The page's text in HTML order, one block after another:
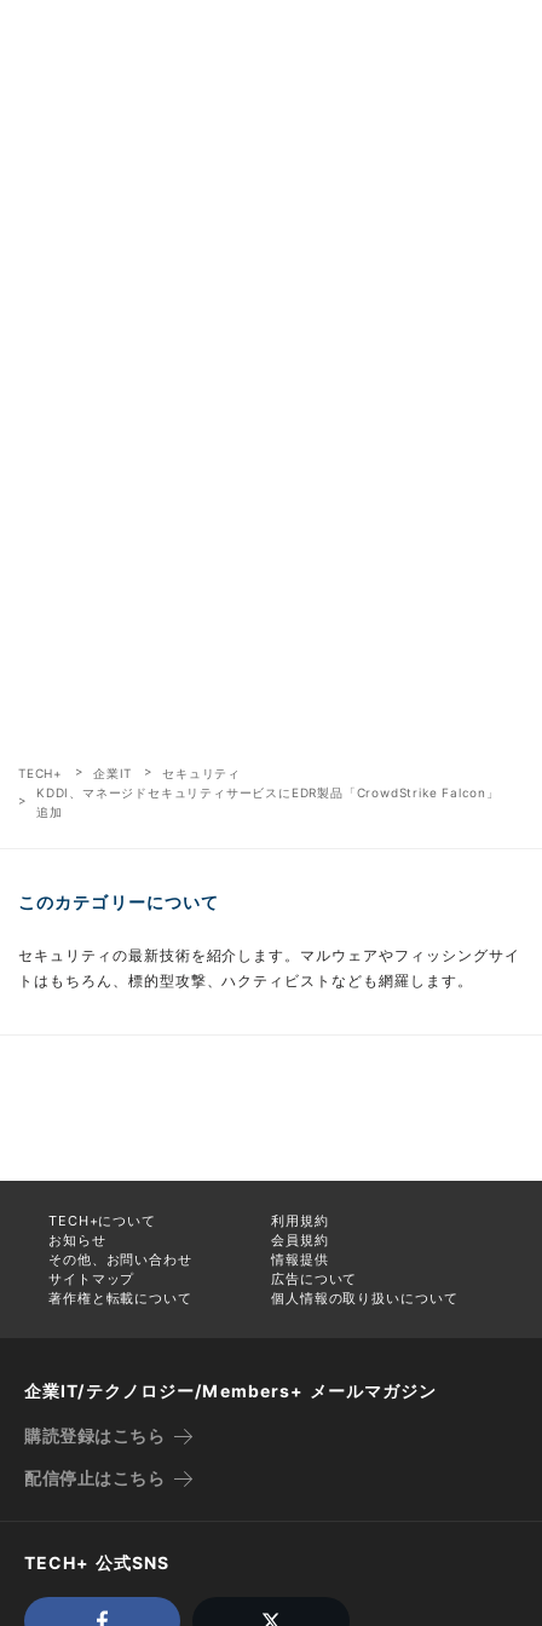
TECH+ 企業IT
セキュリティ
KDDI、マネージドセキュリティサービスにEDR製品「CrowdStrike Falcon」
追加
このカテゴリーについて
セキュリティの最新技術を紹介します。マルウェアやフィッシングサイ
トはもちろん、標的型攻撃、ハクティビストなども網羅します。
TECH+について
利用規約
お知らせ
会員規約
その他、お問い合わせ
情報提供
サイトマップ
広告について
著作権と転載について
個人情報の取り扱いについて
企業IT/テクノロジー/Members+ メールマガジン
購読登録はこちら
配信停止はこちら
TECH+ 公式SNS